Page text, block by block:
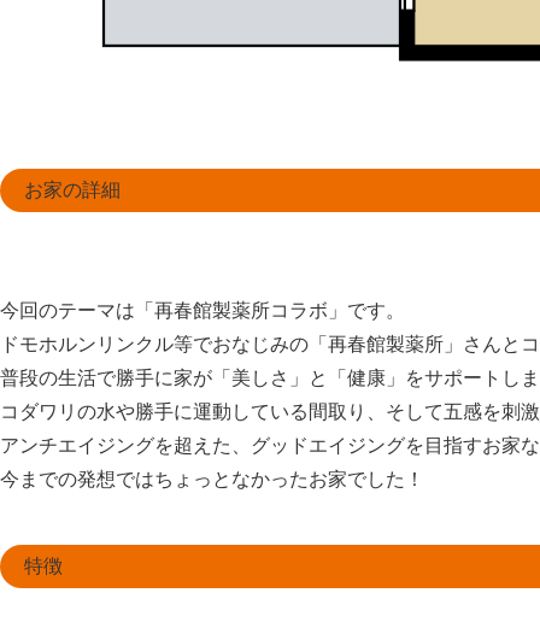
お家の詳細
今回のテーマは「再春館製薬所コラボ」です。
ドモホルンリンクル等でおなじみの「再春館製薬所」さんと
普段の生活で勝手に家が「美しさ」と「健康」をサポートし
コダワリの水や勝手に運動している間取り、そして五感を刺
アンチエイジングを超えた、グッドエイジングを目指すお家
今までの発想ではちょっとなかったお家でした！
特徴